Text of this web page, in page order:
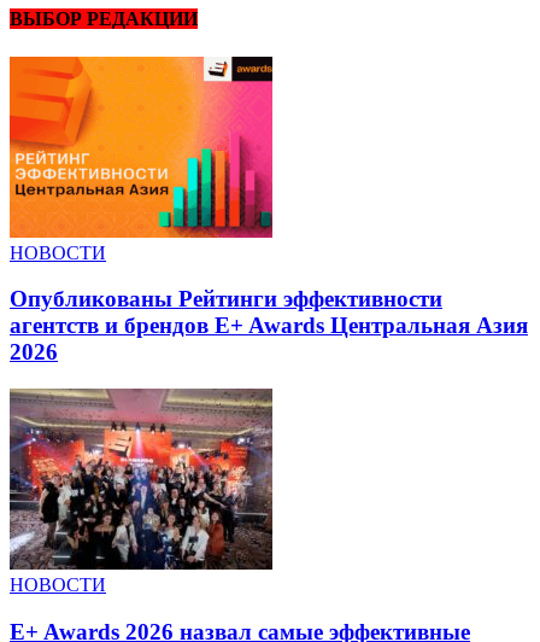
ВЫБОР РЕДАКЦИИ
НОВОСТИ
Опубликованы Рейтинги эффективности
агентств и брендов E+ Awards Центральная Азия
2026
НОВОСТИ
E+ Awards 2026 назвал самые эффективные